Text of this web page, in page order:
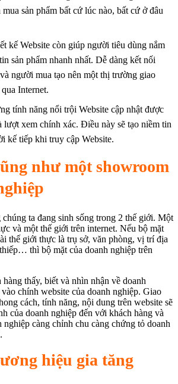
sản phẩm bất cứ lúc nào, bất cứ ở đâu
kế Website còn giúp người tiêu dùng nắm
sản phẩm nhanh nhất. Dễ dàng kết nối
người mua tạo nên một thị trường giao
Internet.
tính năng nổi trội Website cập nhật được
lượt xem chính xác. Điều này sẽ tạo niềm tin
kế tiếp khi truy cập Website.
như một showroom
ta đang sinh sống trong 2 thế giới. Một
và một thế giới trên internet. Nếu bộ mặt
thế giới thực là trụ sở, văn phòng, vị trí địa
thì bộ mặt của doanh nghiệp trên
thấy, biết và nhìn nhận về doanh
chính website của doanh nghiệp. Giao
cách, tính năng, nội dung trên website sẽ
của doanh nghiệp đến với khách hàng và
nghiệp càng chỉnh chu càng chứng tỏ doanh
hiệu gia tăng